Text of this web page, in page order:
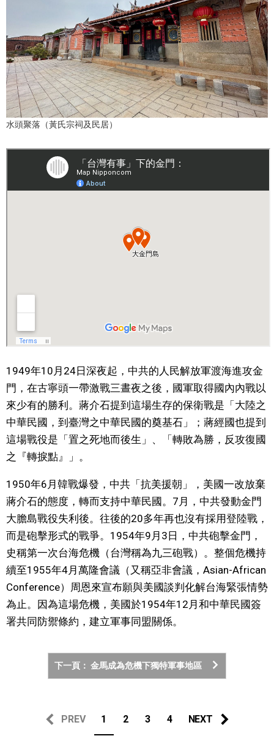
編輯部通知
水頭聚落（黃氏宗祠及民居）
1949年10月24日深夜起，中共的人民解放軍渡海進攻金
門，在古寧頭一帶激戰三晝夜之後，國軍取得國內內戰以
來少有的勝利。蔣介石提到這場生存的保衛戰是「大陸之
中華民國，到臺灣之中華民國的奠基石」；蔣經國也提到
這場戰役是「置之死地而後生」、「轉敗為勝，反攻復國
之『轉捩點』」。
1950年6月韓戰爆發，中共「抗美援朝」，美國一改放棄
蔣介石的態度，轉而支持中華民國。7月，中共發動金門
大膽島戰役失利後。往後的20多年再也沒有採用登陸戰，
而是砲擊形式的戰爭。1954年9月3日，中共砲擊金門，
史稱第一次台海危機（台灣稱為九三砲戰）。整個危機持
續至1955年4月萬隆會議（又稱亞非會議，Asian-African
Conference）周恩來宣布願與美國談判化解台海緊張情勢
為止。因為這場危機，美國於1954年12月和中華民國簽
署共同防禦條約，建立軍事同盟關係。
下一頁： 金馬成為危機下獨特軍事地區
PREV 1 2 3 4 NEXT